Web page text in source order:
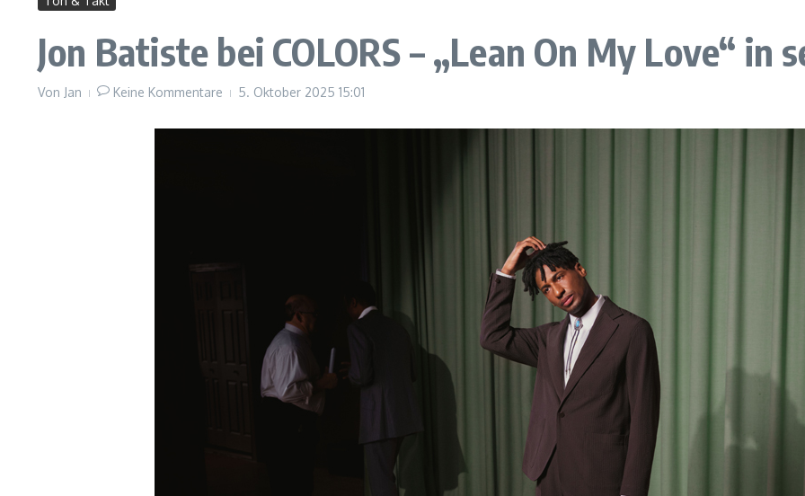
Jon Batiste bei COLORS – „Lean On My Love“ in
Von Jan Keine Kommentare 5. Oktober 2025 15:01